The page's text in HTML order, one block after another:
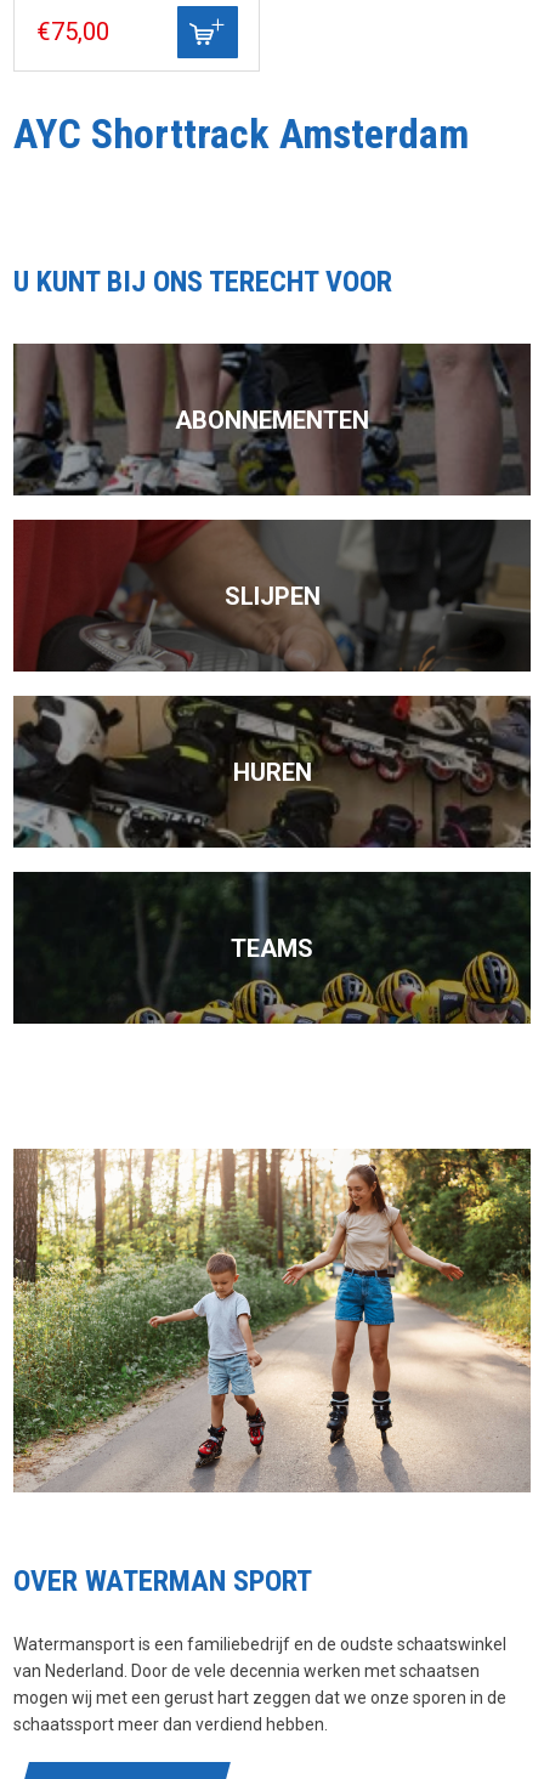
€75,00
AYC Shorttrack Amsterdam
U KUNT BIJ ONS TERECHT VOOR
ABONNEMENTEN
SLIJPEN
HUREN
TEAMS
OVER WATERMAN SPORT
Watermansport is een familiebedrijf en de oudste schaatswinkel
van Nederland. Door de vele decennia werken met schaatsen
mogen wij met een gerust hart zeggen dat we onze sporen in de
schaatssport meer dan verdiend hebben.